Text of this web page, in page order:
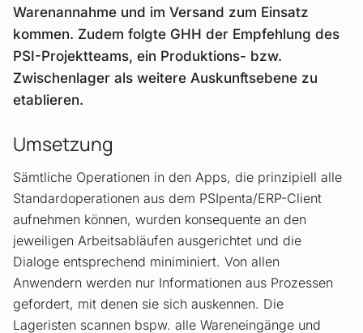
Warenannahme und im Versand zum Einsatz
kommen. Zudem folgte GHH der Empfehlung des
PSI-Projektteams, ein Produktions- bzw.
Zwischenlager als weitere Auskunftsebene zu
etablieren.
Umsetzung
Sämtliche Operationen in den Apps, die prinzipiell alle
Standardoperationen aus dem PSIpenta/ERP-Client
aufnehmen können, wurden konsequente an den
jeweiligen Arbeitsabläufen ausgerichtet und die
Dialoge entsprechend miniminiert. Von allen
Anwendern werden nur Informationen aus Prozessen
gefordert, mit denen sie sich auskennen. Die
Lageristen scannen bspw. alle Wareneingänge und